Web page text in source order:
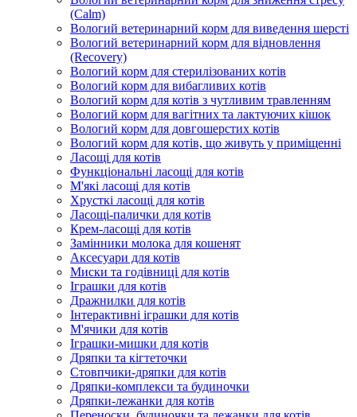
(Calm)
Вологий ветеринарний корм для виведення шерсті
Вологий ветеринарний корм для відновлення
(Recovery)
Вологий корм для стерилізованих котів
Вологий корм для вибагливих котів
Вологий корм для котів з чутливим травленням
Вологий корм для вагітних та лактуючих кішок
Вологий корм для довгошерстих котів
Вологий корм для котів, що живуть у приміщенні
Ласощі для котів
Функціональні ласощі для котів
М'які ласощі для котів
Хрусткі ласощі для котів
Ласощі-палички для котів
Крем-ласощі для котів
Замінники молока для кошенят
Аксесуари для котів
Миски та годівниці для котів
Іграшки для котів
Дражнилки для котів
Інтерактивні іграшки для котів
М'ячики для котів
Іграшки-мишки для котів
Дряпки та кігтеточки
Стовпчики-дряпки для котів
Дряпки-комплекси та будиночки
Дряпки-лежанки для котів